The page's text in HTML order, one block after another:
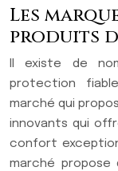
Les
produits
Il existe de
protection
marché qui
innovants qui
confort
marché